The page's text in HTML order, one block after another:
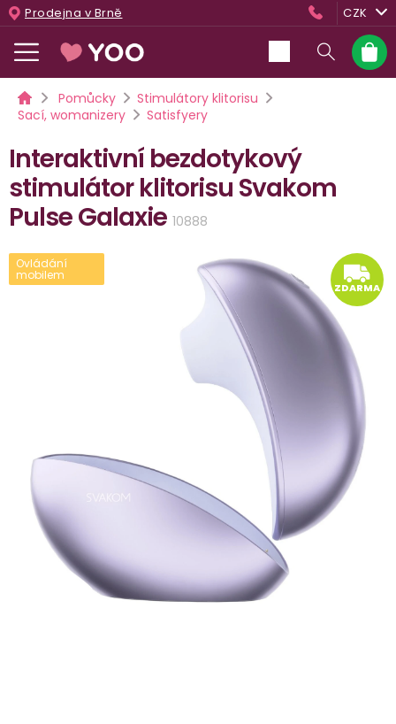
Přejít
na
obsah
Prodejna v Brně CZK
košík
DomůPomůcky
Stimulátory klitorisu
Sací, womanizery
Satisfyery
Interaktivní bezdotykový
stimulátor klitorisu Svakom
Pulse Galaxie 10888
Ovládání
mobilem